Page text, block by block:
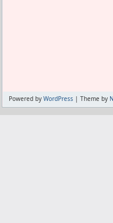
Powered by WordPress | Theme by